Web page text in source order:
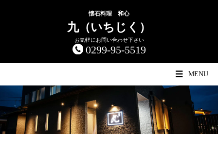
懐石料理 和心
九（いちじく）
お気軽にお問い合わせ下さい
0299-95-5519
MENU